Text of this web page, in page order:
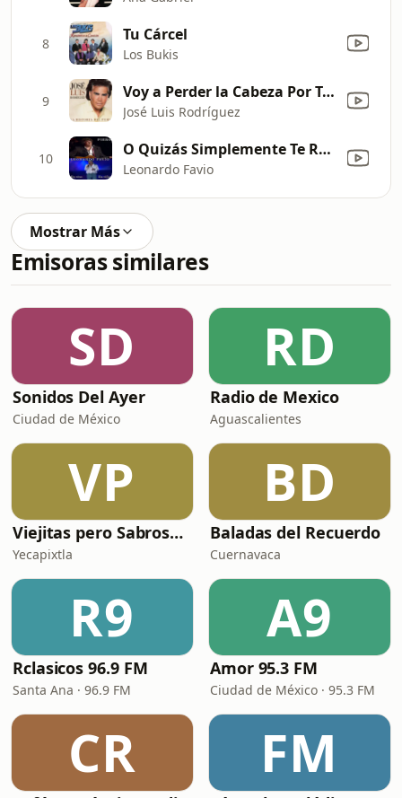
8 Tu Cárcel
Los Bukis
9 Voy a Perder la Cabeza Por Tu Amor - Edited Versión
José Luis Rodríguez
10 O Quizás Simplemente Te Regale una Rosa (En Vivo)
Leonardo Favio
Mostrar Más
Emisoras similares
SD
Sonidos Del Ayer
Ciudad de México
RD
Radio de Mexico
Aguascalientes
VP
Viejitas pero Sabrosas Radio
Yecapixtla
BD
Baladas del Recuerdo
Cuernavaca
R9
Rclasicos 96.9 FM
Santa Ana · 96.9 FM
A9
Amor 95.3 FM
Ciudad de México · 95.3 FM
CR FM